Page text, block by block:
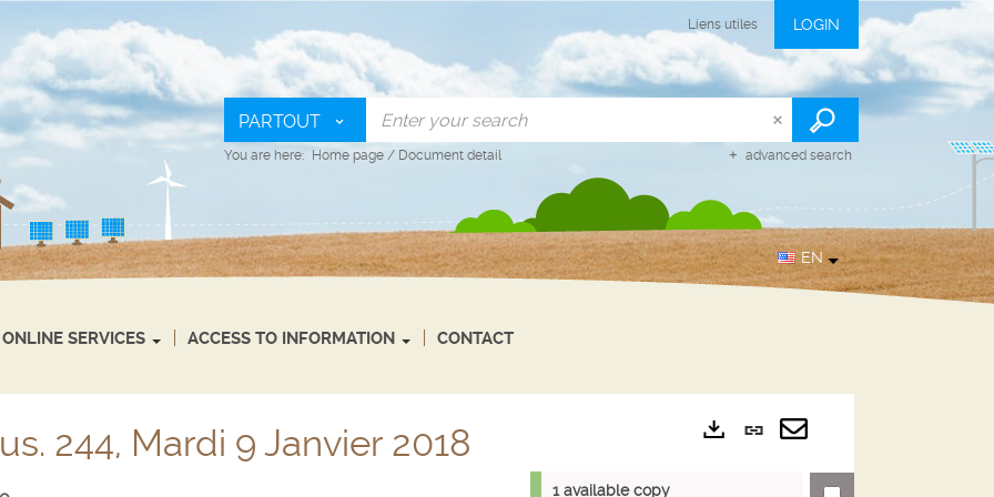
Liens utiles LOGIN
PARTOUT
advanced search
You are here: Home page / Document detail
EN
ONLINE SERVICES ACCESS TO INFORMATION CONTACT
244, Mardi 9 Janvier 2018
Exports
Permanent
linkSend
1 available copy